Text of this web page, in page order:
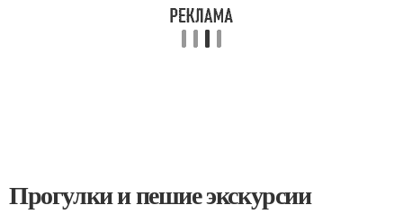
Прогулки и пешие экскурсии